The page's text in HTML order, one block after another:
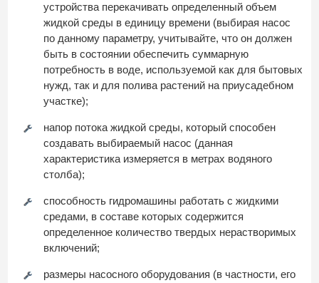
устройства перекачивать определенный объем
жидкой среды в единицу времени (выбирая насос
по данному параметру, учитывайте, что он должен
быть в состоянии обеспечить суммарную
потребность в воде, используемой как для бытовых
нужд, так и для полива растений на приусадебном
участке);
напор потока жидкой среды, который способен
создавать выбираемый насос (данная
характеристика измеряется в метрах водяного
столба);
способность гидромашины работать с жидкими
средами, в составе которых содержится
определенное количество твердых нерастворимых
включений;
размеры насосного оборудования (в частности, его